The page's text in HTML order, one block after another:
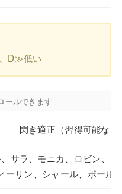
D≫低い
閃き適正（習得可能なキ
サラ、モニカ、ロビン、
ーリン、シャール、ポール